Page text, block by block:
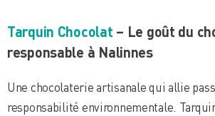
Tarquin Chocolat – Le goût du
responsable à Nalinnes
Une chocolaterie artisanale qui allie
responsabilité environnementale.